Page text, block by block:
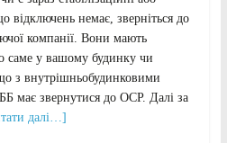
відключень немає, зверніться до
компанії. Вони мають
саме у вашому будинку чи
з внутрішньобудинковими
має звернутися до ОСР. Далі за
далі…]